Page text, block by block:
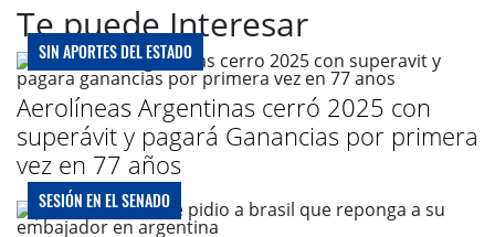
Te puede Interesar
SIN APORTES DEL ESTADO
Aerolíneas Argentinas cerró 2025 con
superávit y pagará Ganancias por primera
vez en 77 años
SESIÓN EN EL SENADO